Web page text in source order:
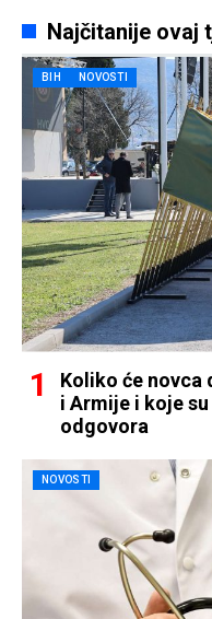
Najčitanije ovaj
BIH NOVOSTI
Koliko će novca
i Armije i koje
odgovora
NOVOSTI